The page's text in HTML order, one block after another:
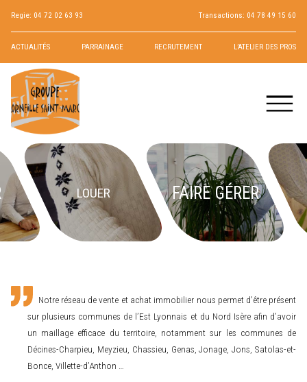
Regie: 04 72 02 63 93 Transactions: 04 78 49 15 60
ACTUALITÉS PARRAINAGE RECRUTEMENT L’ATELIER DES PROS
LOUER FAIRE GÉRER
Notre réseau de vente et achat immobilier nous permet d’être présent
sur plusieurs communes de l’Est Lyonnais et du Nord Isère afin d’avoir
un maillage efficace du territoire, notamment sur les communes de
Décines-Charpieu, Meyzieu, Chassieu, Genas, Jonage, Jons, Satolas-et-
Bonce, Villette-d’Anthon …